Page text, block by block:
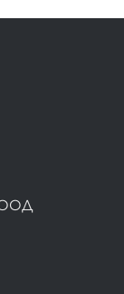
ООД